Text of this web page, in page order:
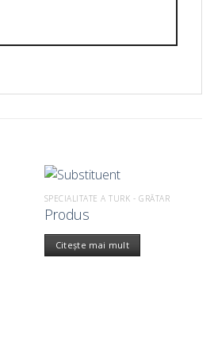
SPECIALITATE A TURK - GRĂTAR
Produs
Citește mai mult